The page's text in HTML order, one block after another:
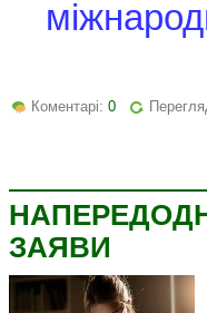
Коментарі: 0
ЗАЯВИ